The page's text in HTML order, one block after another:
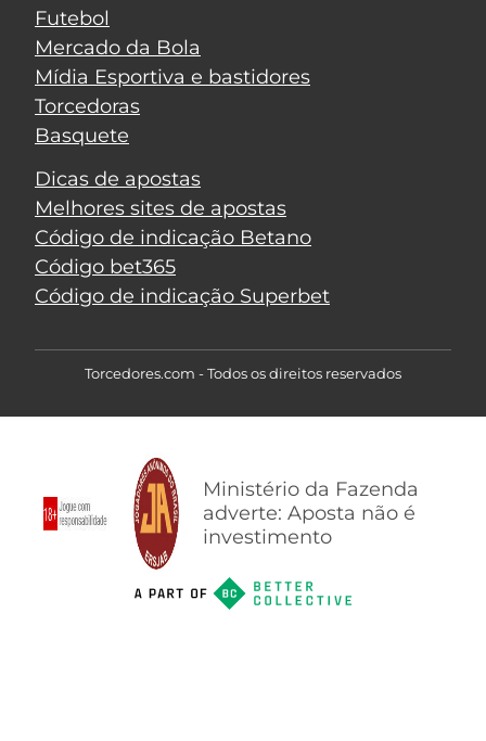
Futebol
Mercado da Bola
Mídia Esportiva e bastidores
Torcedoras
Basquete
Dicas de apostas
Melhores sites de apostas
Código de indicação Betano
Código bet365
Código de indicação Superbet
Torcedores.com - Todos os direitos reservados
Ministério da Fazenda
adverte: Aposta não é
investimento